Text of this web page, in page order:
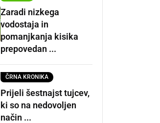
Zaradi nizkega
vodostaja in
pomanjkanja kisika
prepovedan ...
ČRNA KRONIKA
Prijeli šestnajst tujcev,
ki so na nedovoljen
način ...